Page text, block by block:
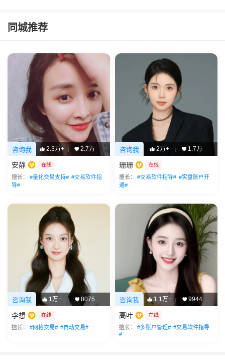
同城推荐
咨询我 2.3万+ | 2.7万
安静 在线
擅长： #量化交易支持# #交易软件指
导#
咨询我 2万+ | 1.7万
珊珊 在线
擅长： #交易软件指导# #实盘账户开
通#
咨询我 1万+ | 8075
李想 在线
擅长： #网格交易# #自动交易#
咨询我 1.1万+ | 9944
高叶 在线
擅长： #多账户管理# #交易软件指导
#